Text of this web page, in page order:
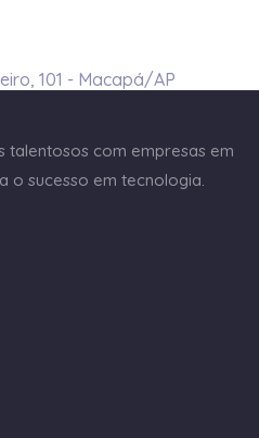
101 - Macapá/AP
talentosos com empresas em
o sucesso em tecnologia.